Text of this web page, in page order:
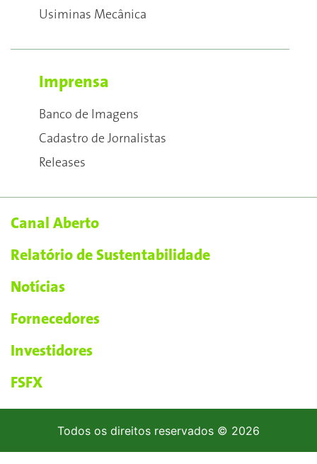
Usiminas Mecânica
Imprensa
Banco de Imagens
Cadastro de Jornalistas
Releases
Canal Aberto
Relatório de Sustentabilidade
Notícias
Fornecedores
Investidores
FSFX
Todos os direitos reservados © 2026